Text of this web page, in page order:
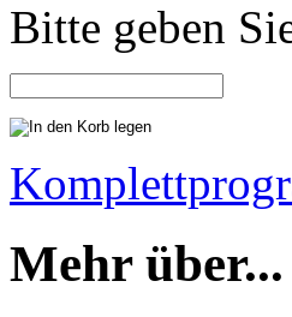
Bitte geben
Mehr über...